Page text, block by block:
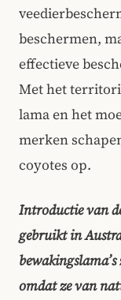
beschermen,
effectieve
Met het
lama en het
merken
coyotes op.
Introductie van
gebruikt in
omdat ze van